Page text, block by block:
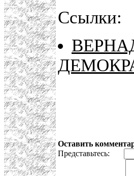
Ссылки:
Оставить
Представьтесь: